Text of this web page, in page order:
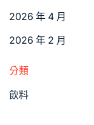
2026 年 4 月
2026 年 2 月
分類
飲料